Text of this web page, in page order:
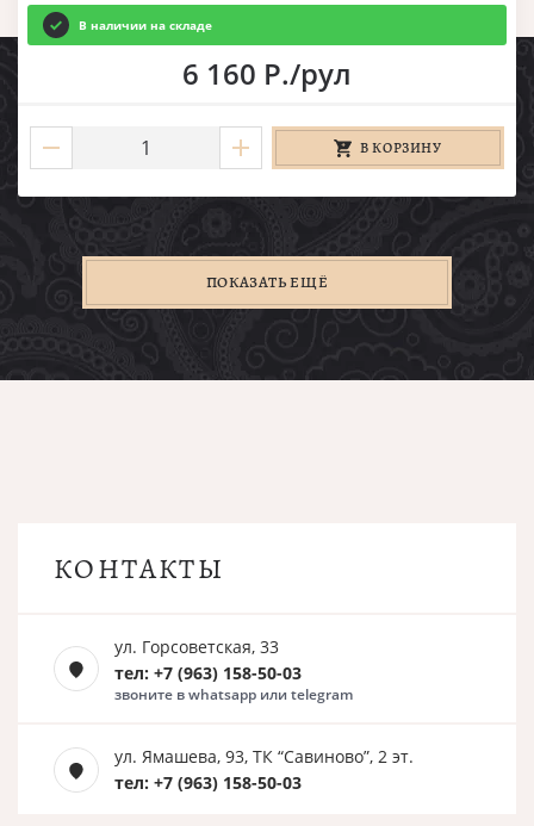
В наличии на складе
6 160 Р./рул
В КОРЗИНУ
ПОКАЗАТЬ ЕЩЁ
КОНТАКТЫ
ул. Горсоветская, 33
тел: +7 (963) 158-50-03
звоните в whatsapp или telegram
ул. Ямашева, 93, ТК “Савиново”, 2 эт.
тел: +7 (963) 158-50-03